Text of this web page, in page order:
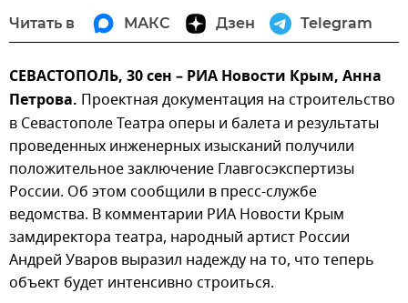
Читать в МАКС Дзен Telegram
СЕВАСТОПОЛЬ, 30 сен – РИА Новости Крым, Анна
Петрова. Проектная документация на строительство
в Севастополе Театра оперы и балета и результаты
проведенных инженерных изысканий получили
положительное заключение Главгосэкспертизы
России. Об этом сообщили в пресс-службе
ведомства. В комментарии РИА Новости Крым
замдиректора театра, народный артист России
Андрей Уваров выразил надежду на то, что теперь
объект будет интенсивно строиться.